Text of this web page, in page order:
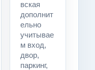
вская
дополнит
ельно
учитывае
м вход,
двор,
паркинг,